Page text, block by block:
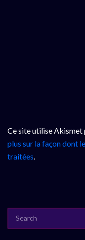
Ce site utilise Akismet
plus sur la façon dont
traitées.
FOR: